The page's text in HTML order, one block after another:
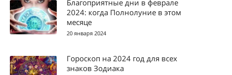
Благоприятные дни в феврале
2024: когда Полнолуние в этом
месяце
20 января 2024
Гороскоп на 2024 год для всех
знаков Зодиака